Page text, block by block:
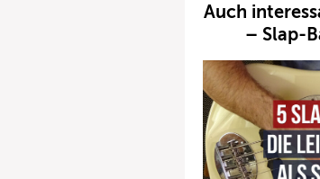
Auch
– Slap-